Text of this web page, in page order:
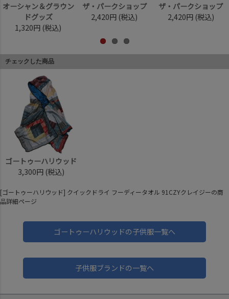
オーシャン＆グラウン
ドグッズ
1,320円 (税込)
ザ・パークショップ
2,420円 (税込)
ザ・パークショップ
2,420円 (税込)
チェックした商品
ゴートゥーハリウッド
3,300円 (税込)
[ゴートゥーハリウッド] クイックドライ フーディータオル 91CZYクレイジーの商
品詳細ページ
ゴートゥーハリウッドの子供服一覧へ
子供服ブランドの一覧へ